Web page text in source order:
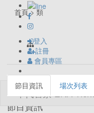
登入
註冊
會員專區
首頁 > 類
節目資訊 場次列表
節目資訊